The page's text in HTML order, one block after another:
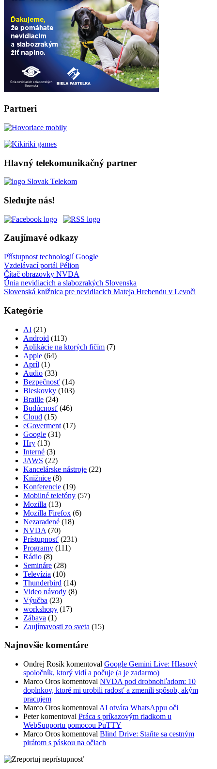
Partneri
Hlavný telekomunikačný partner
Sledujte nás!
Zaujímavé odkazy
Přístupnost technologií Google
Vzdelávací portál Pélion
Čítač obrazovky NVDA
Únia nevidiacich a slabozrakých Slovenska
Slovenská knižnica pre nevidiacich Mateja Hrebendu v Levoči
Kategórie
AI (21)
Android (113)
Aplikácie na ktorých fičím (7)
Apple (64)
Apríl (1)
Audio (33)
Bezpečnosť (14)
Bleskovky (103)
Braille (24)
Budúcnosť (46)
Cloud (15)
eGoverment (17)
Google (31)
Hry (13)
Interné (3)
JAWS (22)
Kancelárske nástroje (22)
Knižnice (8)
Konferencie (19)
Mobilné telefóny (57)
Mozilla (13)
Mozilla Firefox (6)
Nezaradené (18)
NVDA (70)
Prístupnosť (231)
Programy (111)
Rádio (8)
Semináre (28)
Televízia (10)
Thunderbird (14)
Video návody (8)
Výučba (23)
workshopy (17)
Zábava (1)
Zaujímavosti zo sveta (15)
Najnovšie komentáre
Ondrej Rosík komentoval Google Gemini Live: Hlasový
spoločník, ktorý vidí a počuje (a je zadarmo)
Marco Oros komentoval NVDA pod drobnohľadom: 10
doplnkov, ktoré mi urobili radosť a zmenili spôsob, akým
pracujem
Marco Oros komentoval AI otvára WhatsAppu oči
Peterkomentoval Práca s príkazovým riadkom u
WebSupportu pomocou PuTTY
Marco Oros komentoval Blind Drive: Staňte sa cestným
pirátom s páskou na očiach